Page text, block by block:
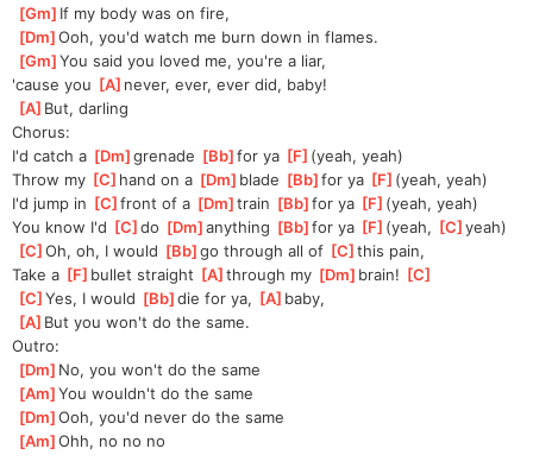
[Gm ]If my body was on fire,
[Dm ]
Ooh, you'd watch me burn down in flames.
[Gm ]
You said you loved me, you're a liar,
'cause you [A ]never, ever, ever did, baby!
[A ]But, darling
Chorus:
I'd catch a [Dm ]
grenade [Bb ]
for ya [F ](yeah, yeah)
Throw my [C ]hand on a [Dm ]blade [Bb ]
for ya [F ](yeah, yeah)
I'd jump in [C ]
front of a [Dm ]train [Bb ]
for ya [F ](yeah, yeah)
You know I'd [C ]
do [Dm ]
anything [Bb ]
for ya [F ](yeah, [C ]
yeah)
[C ]
Oh, oh, I would [Bb ]
go through all of [C ]this pain,
Take a [F ]bullet straight [A ]through my [Dm ]brain! [C
[C ]
Yes, I would [Bb ]
die for ya, [A ]baby,
[A ]But you won't do the same.
Outro:
[Dm ]No, you won't do the same
[Am ]
You wouldn't do the same
[Dm ]
Ooh, you'd never do the same
[Am ]
Ohh, no no no